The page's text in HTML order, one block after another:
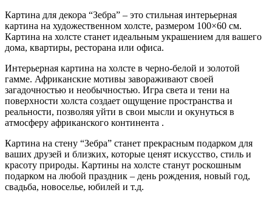
Картина для декора “Зебра” – это стильная интерьерная
картина на художественном холсте, размером 100×60 см.
Картина на холсте станет идеальным украшением для вашего
дома, квартиры, ресторана или офиса.
Интерьерная картина на холсте в черно-белой и золотой
гамме. Африканские мотивы завораживают своей
загадочностью и необычностью. Игра света и тени на
поверхности холста создает ощущение пространства и
реальности, позволяя уйти в свои мысли и окунуться в
атмосферу африканского континента .
Картина на стену “Зебра” станет прекрасным подарком для
ваших друзей и близких, которые ценят искусство, стиль и
красоту природы. Картины на холсте станут роскошным
подарком на любой праздник – день рождения, новый год,
свадьба, новоселье, юбилей и т.д.